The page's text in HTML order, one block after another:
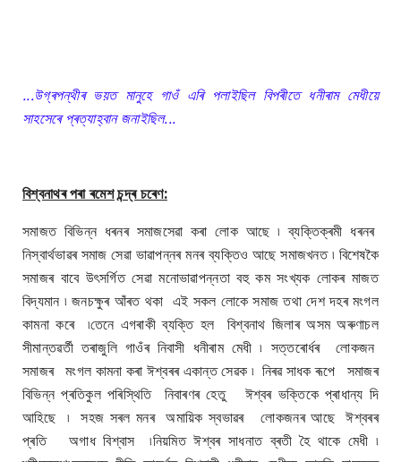
...উগ্ৰপন্থীৰ ভয়ত মানুহে গাওঁ এৰি পলাইছিল বিপৰীতে ধনীৰাম মেধীয়ে
সাহসেৰে প্ৰত্যাহ্বান জনাইছিল...
বিশ্বনাথৰ পৰা ৰমেশ চন্দ্ৰ চৰেণ:
সমাজত বিভিন্ন ধৰনৰ সমাজসেৱা কৰা লোক আছে ৷ ব্যক্তিক্ৰমী ধৰনৰ
নিস্বাৰ্থভাৱৰ সমাজ সেৱা ভাৱাপন্নৰ মনৰ ব্যক্তিও আছে সমাজখনত ৷ বিশেষকৈ
সমাজৰ বাবে উৎসৰ্গিত সেৱা মনোভাৱাপন্নতা বহু কম সংখ্যক লোকৰ মাজত
বিদ্যমান ৷ জনচক্ষুৰ আঁৰত থকা এই সকল লোকে সমাজ তথা দেশ দহৰ মংগল
কামনা কৰে ৷তেনে এগৰাকী ব্যক্তি হল বিশ্বনাথ জিলাৰ অসম অৰুণাচল
সীমান্তৱৰ্তী তৰাজুলি গাওঁৰ নিবাসী ধনীৰাম মেধী ৷ সত্তৰোৰ্ধৰ লোকজন
সমাজৰ মংগল কামনা কৰা ঈশ্বৰৰ একান্ত সেৱক ৷ নিৰৱ সাধক ৰূপে সমাজৰ
বিভিন্ন প্ৰতিকুল পৰিস্থিতি নিবাৰণৰ হেতু ঈশ্বৰ ভক্তিকে প্ৰাধান্য দি
আহিছে ৷ সহজ সৰল মনৰ অমায়িক স্বভাৱৰ লোকজনৰ আছে ঈশ্বৰৰ
প্ৰতি অগাধ বিশ্বাস ৷নিয়মিত ঈশ্বৰ সাধনাত ব্ৰতী হৈ থাকে মেধী ৷